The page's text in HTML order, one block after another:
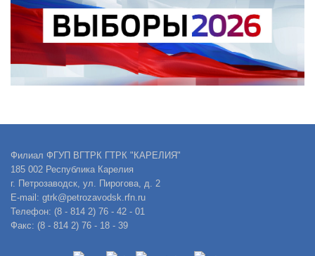
Филиал ФГУП ВГТРК ГТРК "КАРЕЛИЯ"
185 002 Республика Карелия
г. Петрозаводск, ул. Пирогова, д. 2
E-mail: gtrk@petrozavodsk.rfn.ru
Телефон: (8 - 814 2) 76 - 42 - 01
Факс: (8 - 814 2) 76 - 18 - 39